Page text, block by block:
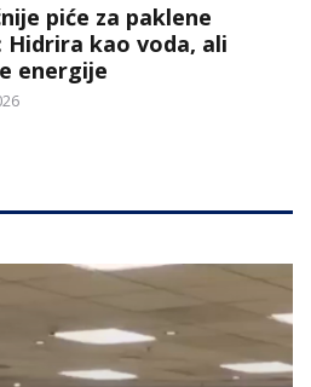
piće za paklene
Hidrira kao voda, ali
energije